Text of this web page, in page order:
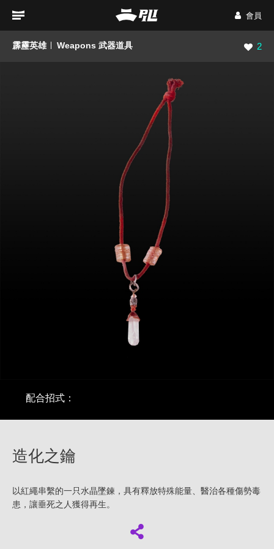
會員
霹靂英雄 Weapons 武器道具 瀏覽
2
配合招式：
造化之鑰
以紅繩串繫的一只水晶墜鍊，具有釋放特殊能量、醫治各種傷勢毒
患，讓垂死之人獲得再生。